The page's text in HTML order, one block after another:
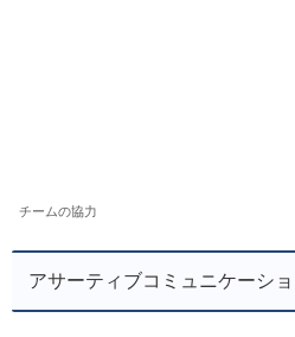
チームの協力
アサーティブコミュニケーシ